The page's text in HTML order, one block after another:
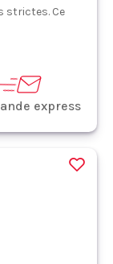
strictes. Ce
express